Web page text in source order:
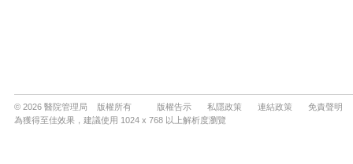
© 2026 醫院管理局 版權所有 版權告示 私隱政策 連結政策
免責聲明
為獲得至佳效果，建議使用 1024 x 768 以上解析度瀏覽